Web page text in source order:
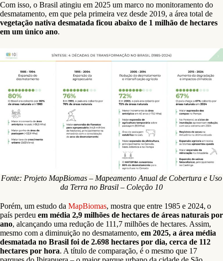
Com isso, o Brasil atingiu em 2025 um marco no monitoramento do
desmatamento, em que pela primeira vez desde 2019, a área total de
vegetação nativa desmatada ficou abaixo de 1 milhão de hectares
em um único ano.
Fonte: Projeto MapBiomas – Mapeamento Anual de Cobertura e Uso
da Terra no Brasil – Coleção 10
Porém, um estudo da MapBiomas, mostra que entre 1985 e 2024, o
país perdeu em média 2,9 milhões de hectares de áreas naturais por
ano, alcançando uma redução de 111,7 milhões de hectares. Assim,
mesmo com a diminuição no desmatamento, em 2025, a área média
desmatada no Brasil foi de 2.698 hectares por dia, cerca de 112
hectares por hora. A título de comparação, é o mesmo que 17